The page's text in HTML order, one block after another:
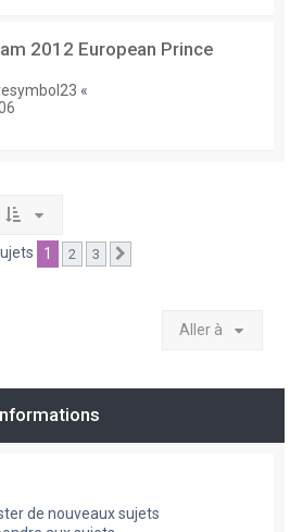
2012 European Prince
«
1 2 3
Aller à
de nouveaux sujets